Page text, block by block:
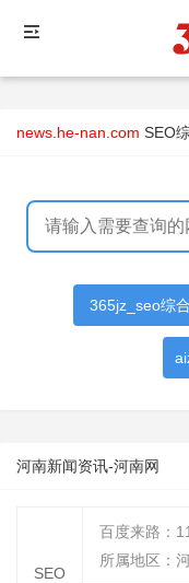
news.he-nan.com SEO
365jz_seo综
河南新闻资讯-河南网
SEO
百度来路：
所属地区：